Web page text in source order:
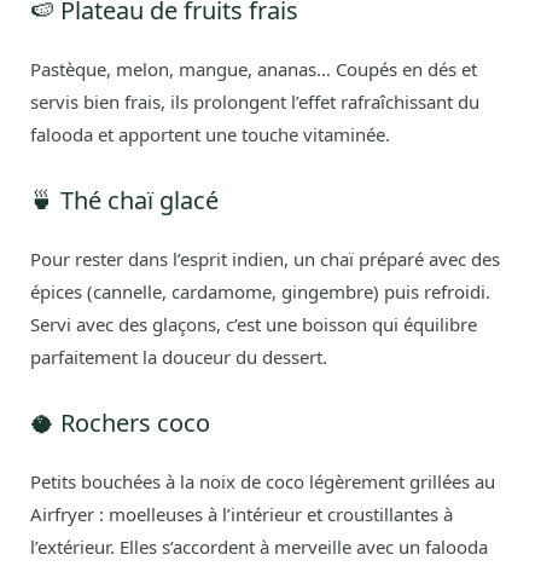
🍉 Plateau de fruits frais
Pastèque, melon, mangue, ananas… Coupés en dés et
servis bien frais, ils prolongent l’effet rafraîchissant du
falooda et apportent une touche vitaminée.
🍵 Thé chaï glacé
Pour rester dans l’esprit indien, un chaï préparé avec des
épices (cannelle, cardamome, gingembre) puis refroidi.
Servi avec des glaçons, c’est une boisson qui équilibre
parfaitement la douceur du dessert.
🥥 Rochers coco
Petits bouchées à la noix de coco légèrement grillées au
Airfryer : moelleuses à l’intérieur et croustillantes à
l’extérieur. Elles s’accordent à merveille avec un falooda